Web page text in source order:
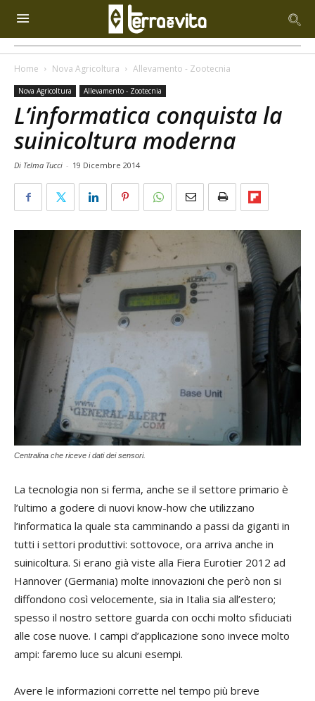
Home Nova Agricoltura Allevamento - Zootecnia
Nova Agricoltura Allevamento - Zootecnia
L’informatica conquista la
suinicoltura moderna
Di Telma Tucci - 19 Dicembre 2014
Centralina che riceve i dati dei sensori.
La tecnologia non si ferma, anche se il settore primario è
l’ultimo a godere di nuovi know-how che utilizzano
l’informatica la quale sta camminando a passi da giganti in
tutti i settori produttivi: sottovoce, ora arriva anche in
suinicoltura. Si erano già viste alla Fiera Eurotier 2012 ad
Hannover (Germania) molte innovazioni che però non si
diffondono così velocemente, sia in Italia sia all’estero;
spesso il nostro settore guarda con occhi molto sfiduciati
alle cose nuove. I campi d’applicazione sono invece molto
ampi: faremo luce su alcuni esempi.
Avere le informazioni corrette nel tempo più breve